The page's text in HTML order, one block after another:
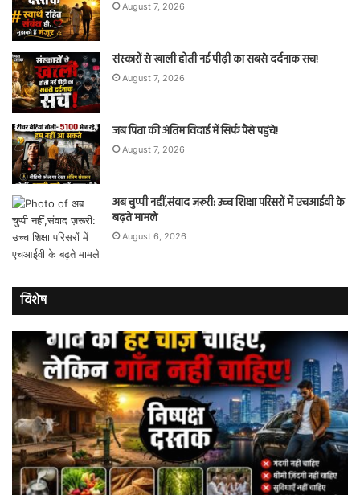
August 7, 2026
संस्कारों से खाली होती नई पीढ़ी का सबसे दर्दनाक सच!
August 7, 2026
जब पिता की अंतिम विदाई में सिर्फ पैसे पहुंचे!
August 7, 2026
अब चुप्पी नहीं,संवाद ज़रूरी: उच्च शिक्षा परिसरों में एचआईवी के
बढ़ते मामले
August 6, 2026
विशेष